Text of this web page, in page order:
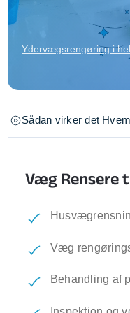
Ydervægsrengøring i
Sådan virker det
Væg Rensere
Væg
Behandling af